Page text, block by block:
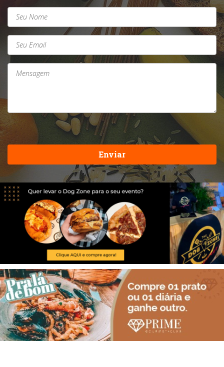
Enviar